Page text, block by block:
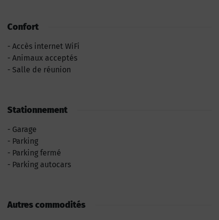
Confort
Accès internet WiFi
Animaux acceptés
Salle de réunion
Stationnement
Garage
Parking
Parking fermé
Parking autocars
Autres commodités